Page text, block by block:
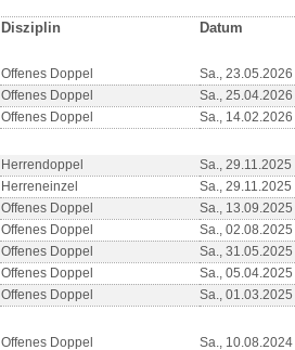
Disziplin Datum
Offenes Doppel Sa., 23.05.2026
Offenes Doppel Sa., 25.04.2026
Offenes Doppel Sa., 14.02.2026
Herrendoppel Sa., 29.11.2025
Herreneinzel Sa., 29.11.2025
Offenes Doppel Sa., 13.09.2025
Offenes Doppel Sa., 02.08.2025
Offenes Doppel Sa., 31.05.2025
Offenes Doppel Sa., 05.04.2025
Offenes Doppel Sa., 01.03.2025
Offenes Doppel Sa., 10.08.2024